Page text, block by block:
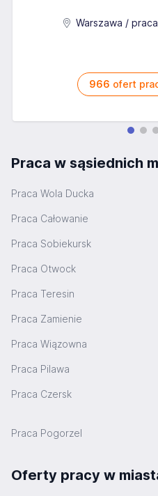
Warszawa /
966 ofert
Praca w sąsiednich
Praca Wola Ducka
Praca Całowanie
Praca Sobiekursk
Praca Otwock
Praca Teresin
Praca Zamienie
Praca Wiązowna
Praca Pilawa
Praca Czersk
Praca Pogorzel
Oferty pracy w